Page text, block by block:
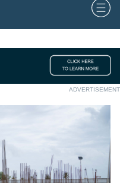
ADVERTISEMENT